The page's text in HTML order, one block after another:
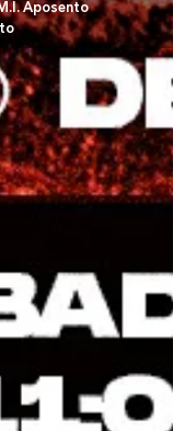
Aposento